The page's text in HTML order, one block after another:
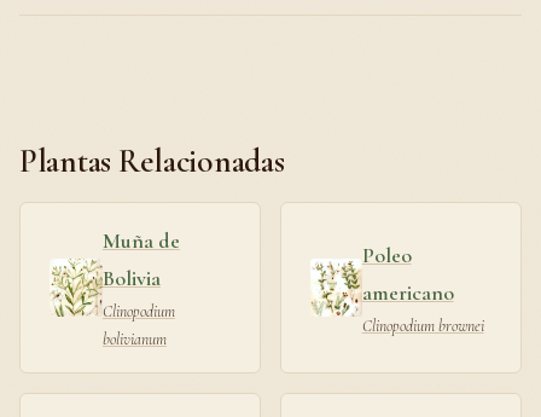
Plantas Relacionadas
Muña de
Bolivia
Clinopodium
bolivianum
Poleo
americano
Clinopodium brownei